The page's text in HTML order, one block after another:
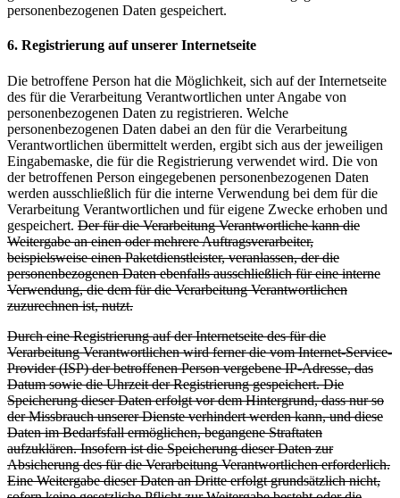
personenbezogenen Daten gespeichert.
6. Registrierung auf unserer Internetseite
Die betroffene Person hat die Möglichkeit, sich auf der Internetseite
des für die Verarbeitung Verantwortlichen unter Angabe von
personenbezogenen Daten zu registrieren. Welche
personenbezogenen Daten dabei an den für die Verarbeitung
Verantwortlichen übermittelt werden, ergibt sich aus der jeweiligen
Eingabemaske, die für die Registrierung verwendet wird. Die von
der betroffenen Person eingegebenen personenbezogenen Daten
werden ausschließlich für die interne Verwendung bei dem für die
Verarbeitung Verantwortlichen und für eigene Zwecke erhoben und
gespeichert. Der für die Verarbeitung Verantwortliche kann die
Weitergabe an einen oder mehrere Auftragsverarbeiter,
beispielsweise einen Paketdienstleister, veranlassen, der die
personenbezogenen Daten ebenfalls ausschließlich für eine interne
Verwendung, die dem für die Verarbeitung Verantwortlichen
zuzurechnen ist, nutzt.
Durch eine Registrierung auf der Internetseite des für die
Verarbeitung Verantwortlichen wird ferner die vom Internet-Service-
Provider (ISP) der betroffenen Person vergebene IP-Adresse, das
Datum sowie die Uhrzeit der Registrierung gespeichert. Die
Speicherung dieser Daten erfolgt vor dem Hintergrund, dass nur so
der Missbrauch unserer Dienste verhindert werden kann, und diese
Daten im Bedarfsfall ermöglichen, begangene Straftaten
aufzuklären. Insofern ist die Speicherung dieser Daten zur
Absicherung des für die Verarbeitung Verantwortlichen erforderlich.
Eine Weitergabe dieser Daten an Dritte erfolgt grundsätzlich nicht,